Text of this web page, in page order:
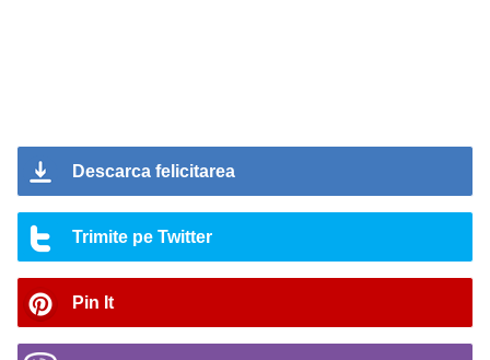
Descarca felicitarea
Trimite pe Twitter
Pin It